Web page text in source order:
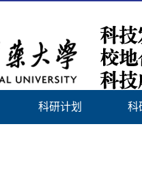
科研计划 科